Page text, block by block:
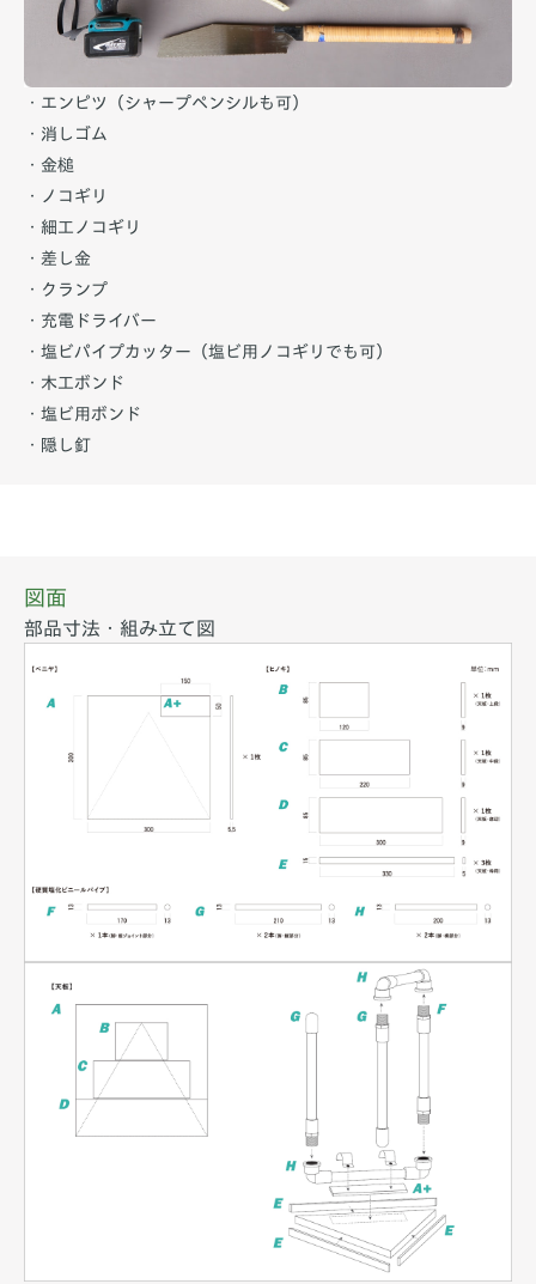
・エンピツ（シャープペンシルも可）
・消しゴム
・金槌
・ノコギリ
・細工ノコギリ
・差し金
・クランプ
・充電ドライバー
・塩ビパイプカッター（塩ビ用ノコギリでも可）
・木工ボンド
・塩ビ用ボンド
・隠し釘
図面
部品寸法・組み立て図